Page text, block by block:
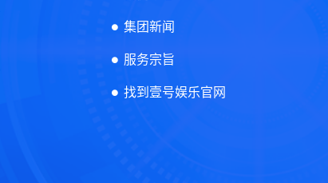
集团新闻
服务宗旨
找到壹号娱乐官网